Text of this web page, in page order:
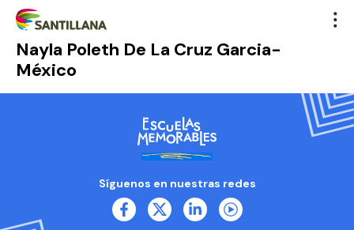
Nayla Poleth De La Cruz Garcia-
México
Síguenos en nuestras redes